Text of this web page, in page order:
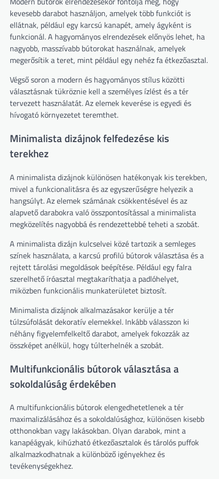
kevesebb darabot használjon, amelyek több funkciót is
ellátnak, például egy karcsú kanapét, amely ágyként is
funkcionál. A hagyományos elrendezések előnyös lehet, ha
nagyobb, masszívabb bútorokat használnak, amelyek
megerősítik a teret, mint például egy nehéz fa étkezőasztal.
Végső soron a modern és hagyományos stílus közötti
választásnak tükröznie kell a személyes ízlést és a tér
tervezett használatát. Az elemek keverése is egyedi és
hívogató környezetet teremthet.
Minimalista dizájnok felfedezése kis
terekhez
A minimalista dizájnok különösen hatékonyak kis terekben,
mivel a funkcionalitásra és az egyszerűségre helyezik a
hangsúlyt. Az elemek számának csökkentésével és az
alapvető darabokra való összpontosítással a minimalista
megközelítés nagyobbá és rendezettebbé teheti a szobát.
A minimalista dizájn kulcselvei közé tartozik a semleges
színek használata, a karcsú profilú bútorok választása és a
rejtett tárolási megoldások beépítése. Például egy falra
szerelhető íróasztal megtakaríthatja a padlóhelyet,
miközben funkcionális munkaterületet biztosít.
Minimalista dizájnok alkalmazásakor kerülje a tér
túlzsúfolását dekoratív elemekkel. Inkább válasszon ki
néhány figyelemfelkeltő darabot, amelyek fokozzák az
összképet anélkül, hogy túlterhelnék a szobát.
Multifunkcionális bútorok választása a
sokoldalúság érdekében
A multifunkcionális bútorok elengedhetetlenek a tér
maximalizálásához és a sokoldalúsághoz, különösen kisebb
otthonokban vagy lakásokban. Olyan darabok, mint a
kanapéágyak, kihúzható étkezőasztalok és tárolós puffok
alkalmazkodhatnak a különböző igényekhez és
tevékenységekhez.